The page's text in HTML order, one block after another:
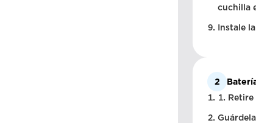
cuchilla
Instale
2
Retire